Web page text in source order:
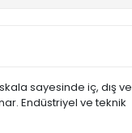
sayesinde iç, dış ve
Endüstriyel ve teknik